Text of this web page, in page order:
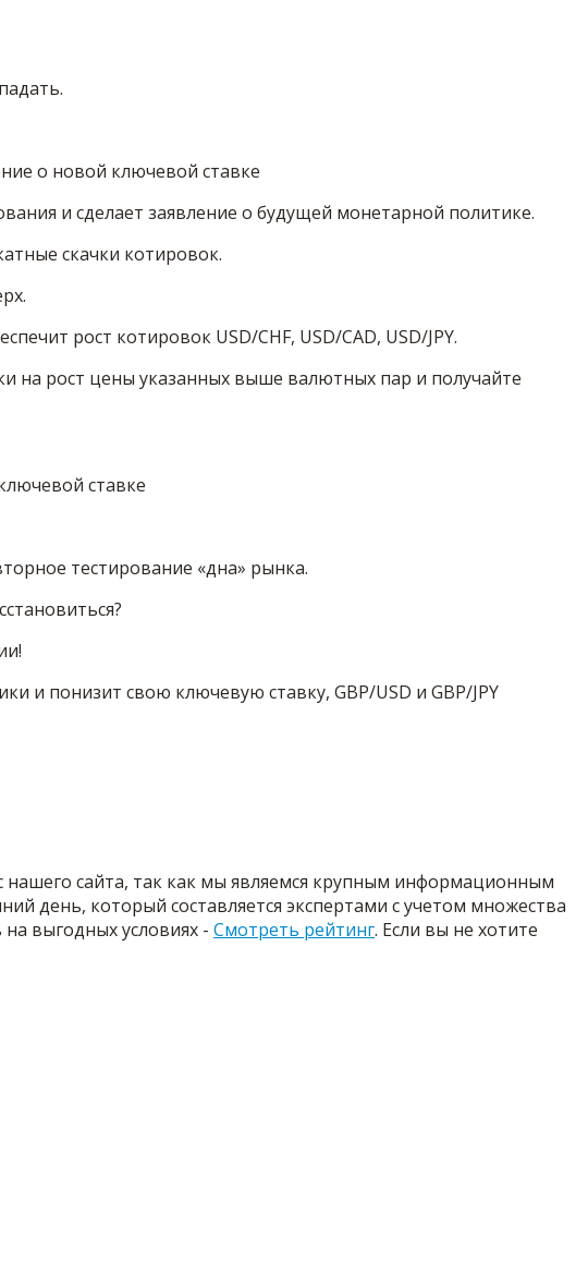
о новой ключевой ставке
и сделает заявление о будущей монетарной политике.
скачки котировок.
рост котировок USD/CHF, USD/CAD, USD/JPY.
на рост цены указанных выше валютных пар и получайте
ставке
тестирование «дна» рынка.
и понизит свою ключевую ставку, GBP/USD и GBP/JPY
нашего сайта, так как мы являемся крупным информационным
день, который составляется экспертами с учетом множества
выгодных условиях - Смотреть рейтинг. Если вы не хотите